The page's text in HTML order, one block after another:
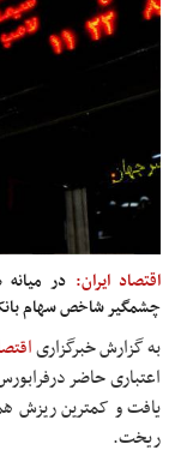
اقتصاد ایران: در
چشمگیر شاخص سهام
به گزارش خبرگزاری
ریخت.